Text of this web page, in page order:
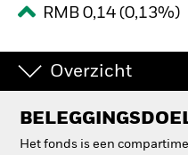
RMB 0,14 (0,13%)
Overzicht
Het fonds is een